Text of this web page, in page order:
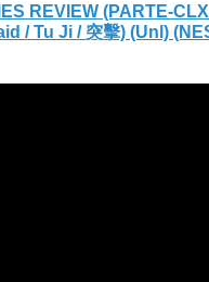
REVIEW (PARTE-
/ Tu Ji / 突擊) (Unl)